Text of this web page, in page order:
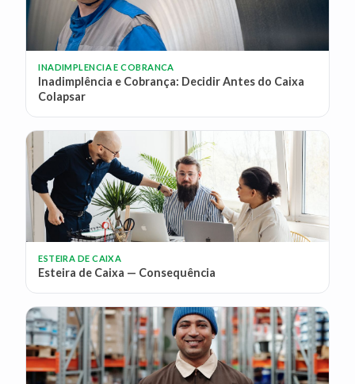
INADIMPLENCIA E COBRANCA
Inadimplência e Cobrança: Decidir Antes do Caixa
Colapsar
ESTEIRA DE CAIXA
Esteira de Caixa — Consequência